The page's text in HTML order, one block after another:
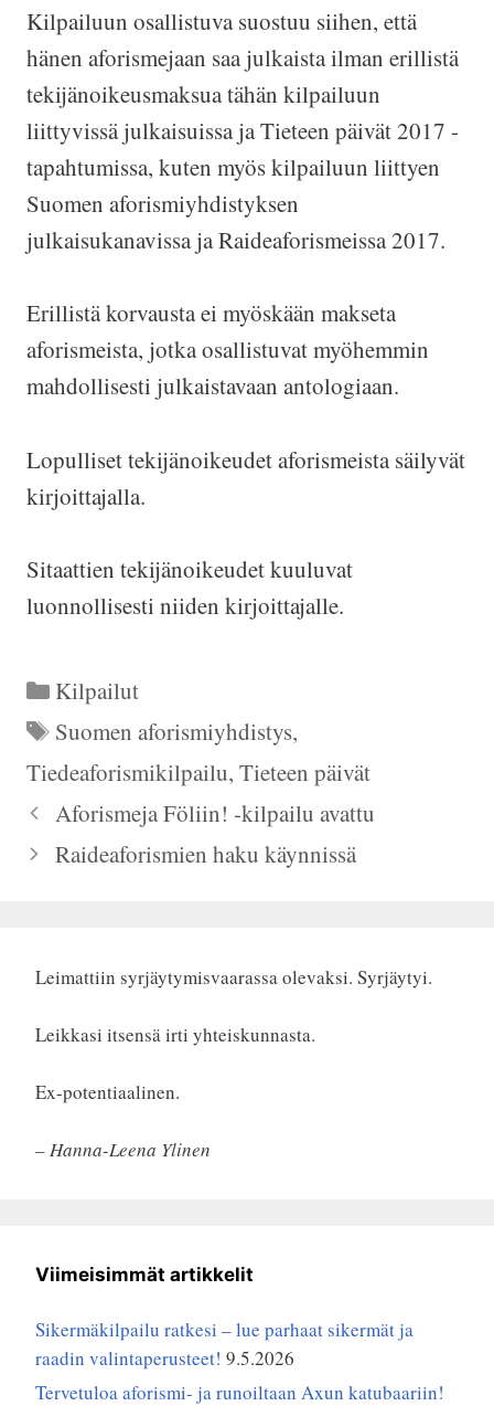
Kilpailuun osallistuva suostuu siihen, että
hänen aforismejaan saa julkaista ilman erillistä
tekijänoikeusmaksua tähän kilpailuun
liittyvissä julkaisuissa ja Tieteen päivät 2017 -
tapahtumissa, kuten myös kilpailuun liittyen
Suomen aforismiyhdistyksen
julkaisukanavissa ja Raideaforismeissa 2017.
Erillistä korvausta ei myöskään makseta
aforismeista, jotka osallistuvat myöhemmin
mahdollisesti julkaistavaan antologiaan.
Lopulliset tekijänoikeudet aforismeista säilyvät
kirjoittajalla.
Sitaattien tekijänoikeudet kuuluvat
luonnollisesti niiden kirjoittajalle.
Kategoriat
Kilpailut
Avainsanat
Suomen aforismiyhdistys,
Tiedeaforismikilpailu, Tieteen päivät
Aforismeja Föliin! -kilpailu avattu
Raideaforismien haku käynnissä
Leimattiin syrjäytymisvaarassa olevaksi. Syrjäytyi.
Leikkasi itsensä irti yhteiskunnasta.
Ex-potentiaalinen.
– Hanna-Leena Ylinen
Viimeisimmät artikkelit
Sikermäkilpailu ratkesi – lue parhaat sikermät ja
raadin valintaperusteet! 9.5.2026
Tervetuloa aforismi- ja runoiltaan Axun katubaariin!